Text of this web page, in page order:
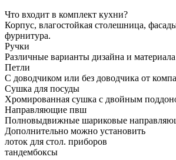
Что входит в комплект кухни?
Корпус, влагостойкая столешница,
фурнитура.
Ручки
Различные варианты дизайна и
Петли
С доводчиком или без доводчика от
Сушка для посуды
Хромированная сушка с двойным
Направляющие пвш
Полновыдвижные шариковые
Дополнительно можно установить
лоток для стол. приборов
тандембоксы